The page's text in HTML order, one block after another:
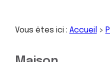
Vous êtes ici : Accueil >